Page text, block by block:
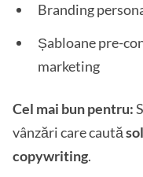
Branding
Șabloane pre-
marketing
Cel mai bun pentru:
vânzări care caută
copywriting.